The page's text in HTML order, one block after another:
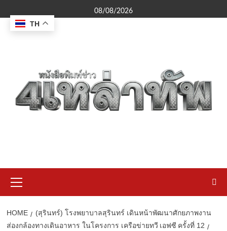
to
content
08/08/2026
Menu
HOME
(สุรินทร์) โรงพยาบาลสุรินทร์ เดินหน้าพัฒนาศักยภาพงาน
ส่องกล้องทางเดินอาหาร ในโครงการ เครือข่ายทวี เอฟซี ครั้งที่ 12
TH